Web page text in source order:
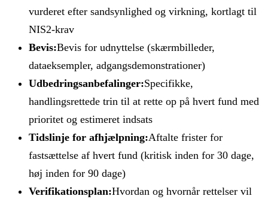
vurderet efter sandsynlighed og virkning, kortlagt til
NIS2-krav
Bevis:Bevis for udnyttelse (skærmbilleder,
dataeksempler, adgangsdemonstrationer)
Udbedringsanbefalinger:Specifikke,
handlingsrettede trin til at rette op på hvert fund med
prioritet og estimeret indsats
Tidslinje for afhjælpning:Aftalte frister for
fastsættelse af hvert fund (kritisk inden for 30 dage,
høj inden for 90 dage)
Verifikationsplan:Hvordan og hvornår rettelser vil